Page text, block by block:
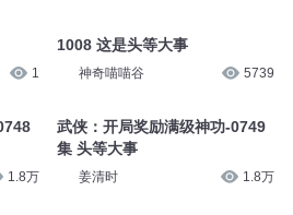
1
1.8万
1008 这是头等大事
神奇喵喵谷 5739
武侠：开局奖励满级神功-0749
集 头等大事
姜清时 1.8万